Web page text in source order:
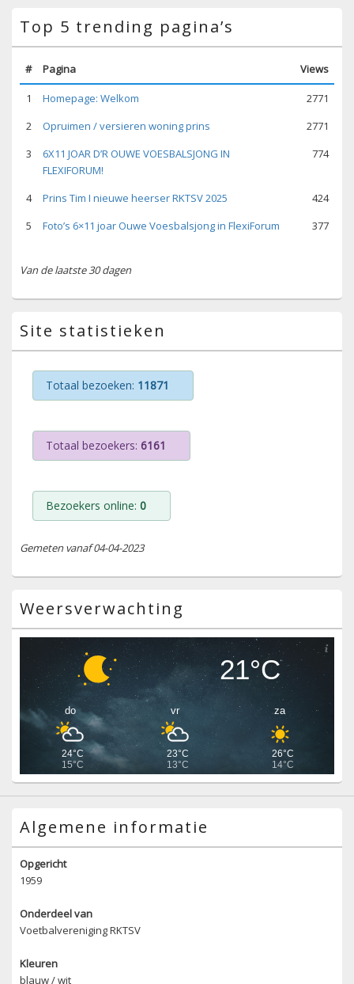
Top 5 trending pagina’s
# Pagina Views
1 Homepage: Welkom
2771
2
Opruimen / versieren woning prins
2771
3
6X11 JOAR D’R OUWE VOESBALSJONG IN
FLEXIFORUM!
774
4 Prins Tim I nieuwe heerser RKTSV 2025
424
5
Foto’s 6×11 joar Ouwe Voesbalsjong in FlexiForum 377
Van de laatste 30 dagen
Site statistieken
Totaal bezoeken: 11871
Totaal bezoekers: 6161
Bezoekers online: 0
Gemeten vanaf 04-04-2023
Weersverwachting
21°C
do
24°C
15°C
vr
23°C
13°C
za
26°C
14°C
Algemene informatie
Opgericht
1959
Onderdeel van
Voetbalvereniging RKTSV
Kleuren
blauw / wit